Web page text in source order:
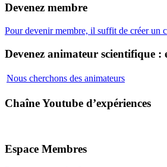
Devenez membre
Pour devenir membre, il suffit de créer un
Devenez animateur scientifique
Nous cherchons des animateurs
Chaîne Youtube d’expériences
Espace Membres